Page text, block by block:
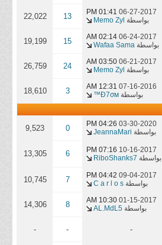
06-27-2017
01:41 PM
بواسطة Memo Zyl
13
22,022
06-24-2017
02:14 AM
بواسطة Wafaa Sama
15
19,199
06-21-2017
03:50 AM
بواسطة Memo Zyl
24
26,759
07-16-2016
12:31 AM
بواسطة Đ7σм™
3
18,610
03-30-2020
04:26 PM
بواسطة JeannaMari
0
9,523
10-16-2017
07:16 PM
بواسطة RiboShanks7
6
13,305
09-04-2017
04:42 PM
بواسطة C a r l o s
7
10,745
01-15-2017
10:30 AM
بواسطة AL.MdL5
8
14,306
-
-
-